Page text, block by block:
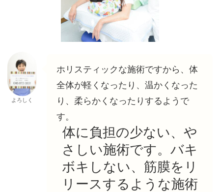
よろしく
ホリスティックな施術ですから、体
全体が軽くなったり、温かくなった
り、柔らかくなったりするようで
す。
体に負担の少ない、や
さしい施術です。バキ
ボキしない、筋膜をリ
リースするような施術